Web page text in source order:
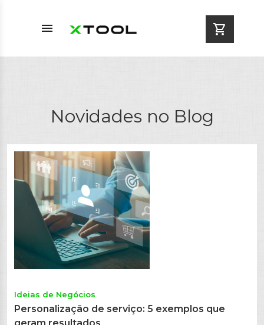
menu shopping_cart
Novidades no Blog
Ideias de Negócios
Personalização de serviço: 5 exemplos que